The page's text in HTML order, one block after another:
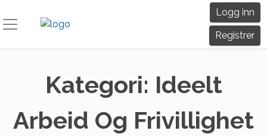
to
Logg inn
Registrer
Kategori: Ideelt
Arbeid Og Frivillighet